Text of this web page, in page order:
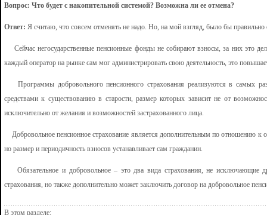
Вопрос: Что будет с накопительной системой? Возможна ли ее отмена?
Ответ: Я считаю, что совсем отменять не надо. Но, на мой взгляд, было бы правильно
Сейчас негосударственные пенсионные фонды не собирают взносы, за них это
каждый оператор на рынке сам мог администрировать свою деятельность, это
Программы добровольного пенсионного страхования реализуются в самых
средствами к существованию в старости, размер которых зависит не от
исключительно от желания и возможностей застрахованного лица.
Добровольное пенсионное страхование является дополнительным по отношению к
но размер и периодичность взносов устанавливает сам гражданин.
Обязательное и добровольное – это два вида страхования, не исключающие
страхования, но также дополнительно может заключить договор на добровольное
В этом разделе: